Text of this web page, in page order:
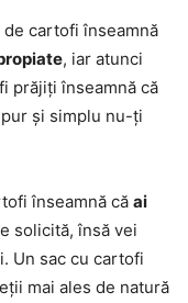
de cartofi înseamnă
, iar atunci
prăjiți înseamnă că
și simplu nu-ți
înseamnă că ai
solicită, însă vei
Un sac cu cartofi
mai ales de natură